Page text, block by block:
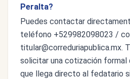
Peralta?
Puedes contactar
teléfono +529982098023 /
titular@correduriapublica.mx.
solicitar una cotización formal
que llega directo al fedatario